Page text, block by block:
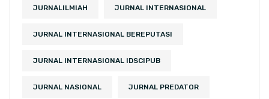
JURNALILMIAH JURNAL INTERNASIONAL
JURNAL INTERNASIONAL BEREPUTASI
JURNAL INTERNASIONAL IDSCIPUB
JURNAL NASIONAL JURNAL PREDATOR